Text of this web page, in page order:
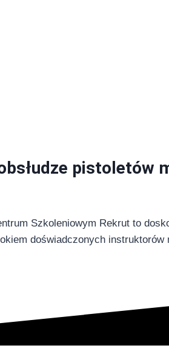
pistoletów
Szkoleniowym Rekrut to
doświadczonych